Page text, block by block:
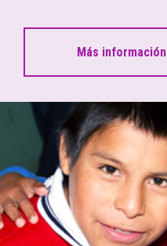
Más información